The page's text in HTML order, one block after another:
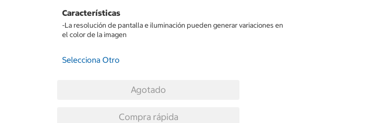
Características
-La resolución de pantalla e iluminación pueden generar variaciones en
el color de la imagen
Selecciona Otro
Agotado
Compra rápida